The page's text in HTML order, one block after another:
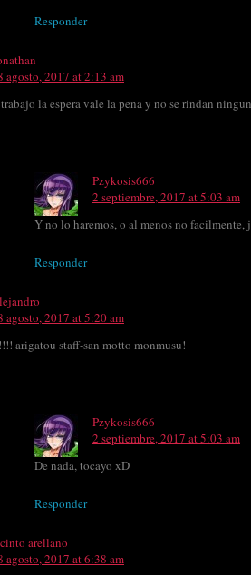
Responder
agosto, 2017 at 2:13 am
la espera vale la pena y no se rindan
Pzykosis666
2 septiembre, 2017 at 5:03 am
Y no lo haremos, o al menos no facilmente,
Responder
agosto, 2017 at 5:20 am
arigatou staff-san motto monmusu!
Pzykosis666
2 septiembre, 2017 at 5:03 am
De nada, tocayo xD
Responder
arellano
agosto, 2017 at 6:38 am